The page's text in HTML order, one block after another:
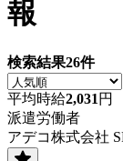
報
検索結果26件
平均時給2,031 円
派遣労働者
アデコ株式会社